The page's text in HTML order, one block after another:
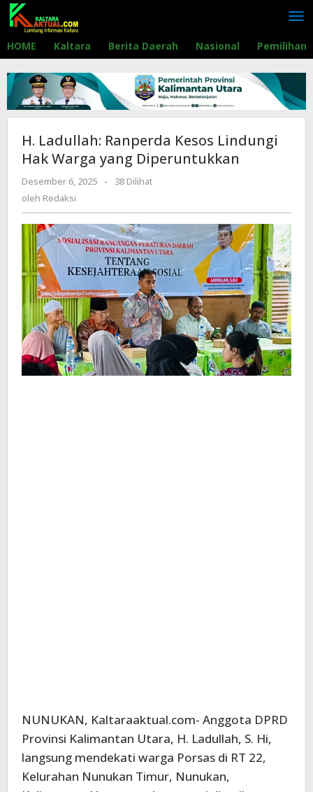
Lewati
konten
HOME Kaltara Berita Daerah Nasional Pemilihan
H. Ladullah: Ranperda Kesos Lindungi
Hak Warga yang Diperuntukkan
Desember 6, 2025
oleh
-
38 Dilihat
oleh Redaksi
NUNUKAN, Kaltaraaktual.com- Anggota DPRD
Provinsi Kalimantan Utara, H. Ladullah, S. Hi,
langsung mendekati warga Porsas di RT 22,
Kelurahan Nunukan Timur, Nunukan,